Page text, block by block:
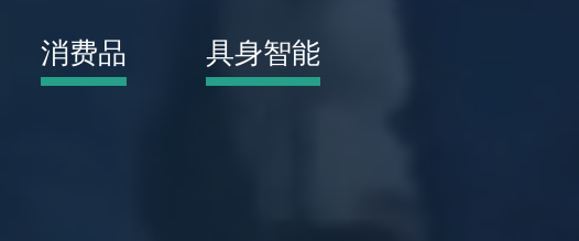
消费品 具身智能